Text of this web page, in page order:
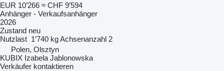
EUR 10’266 ≈ CHF 9’594
Anhänger - Verkaufsanhänger
2026
Zustand neu
Nutzlast 1’740 kgAchsenanzahl 2
Polen, Olsztyn
KUBIX Izabela Jablonowska
Verkäufer kontaktieren